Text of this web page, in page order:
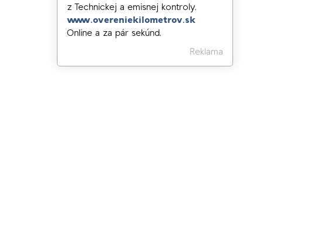
z Technickej a emisnej kontroly.
www.overeniekilometrov.sk
Online a za pár sekúnd.
Reklama